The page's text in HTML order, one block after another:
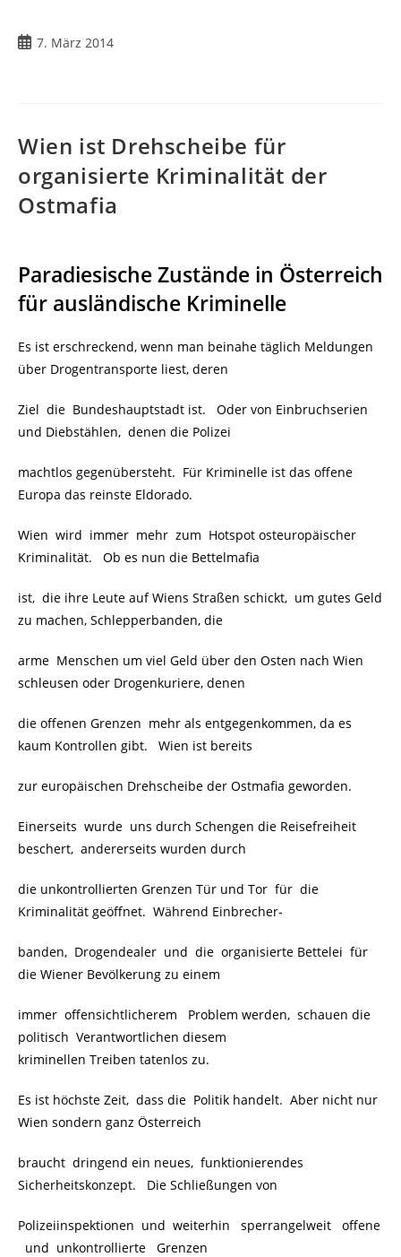
7. März 2014
Wien ist Drehscheibe für
organisierte Kriminalität der
Ostmafia
Paradiesische Zustände in Österreich
für ausländische Kriminelle
Es ist erschreckend, wenn man beinahe täglich Meldungen
über Drogentransporte liest, deren
Ziel die Bundeshauptstadt ist. Oder von Einbruchserien
und Diebstählen, denen die Polizei
machtlos gegenübersteht. Für Kriminelle ist das offene
Europa das reinste Eldorado.
Wien wird immer mehr zum Hotspot osteuropäischer
Kriminalität. Ob es nun die Bettelmafia
ist, die ihre Leute auf Wiens Straßen schickt, um gutes Geld
zu machen, Schlepperbanden, die
arme Menschen um viel Geld über den Osten nach Wien
schleusen oder Drogenkuriere, denen
die offenen Grenzen mehr als entgegenkommen, da es
kaum Kontrollen gibt. Wien ist bereits
zur europäischen Drehscheibe der Ostmafia geworden.
Einerseits wurde uns durch Schengen die Reisefreiheit
beschert, andererseits wurden durch
die unkontrollierten Grenzen Tür und Tor für die
Kriminalität geöffnet. Während Einbrecher-
banden, Drogendealer und die organisierte Bettelei für
die Wiener Bevölkerung zu einem
immer offensichtlicherem Problem werden, schauen die
politisch Verantwortlichen diesem
kriminellen Treiben tatenlos zu.
Es ist höchste Zeit, dass die Politik handelt. Aber nicht nur
Wien sondern ganz Österreich
braucht dringend ein neues, funktionierendes
Sicherheitskonzept. Die Schließungen von
Polizeiinspektionen und weiterhin sperrangelweit offene
und unkontrollierte Grenzen